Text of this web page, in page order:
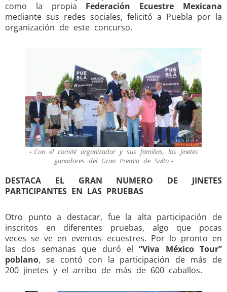
como la propia Federación Ecuestre Mexicana
mediante sus redes sociales, felicitó a Puebla por la
organización de este concurso.
Con el comité organizador y sus familias, los jinetes
ganadores del Gran Premio de Salto
DESTACA EL GRAN NUMERO DE JINETES
PARTICIPANTES EN LAS PRUEBAS
Otro punto a destacar, fue la alta participación de
inscritos en diferentes pruebas, algo que pocas
veces se ve en eventos ecuestres. Por lo pronto en
las dos semanas que duró el“Viva México Tour”
poblano, se contó con la participación de más de
200 jinetes y el arribo de más de 600 caballos.